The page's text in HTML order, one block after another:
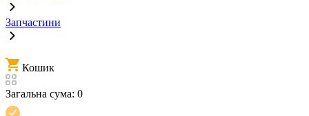
Запчастини
Кошик
Загальна сума: 0